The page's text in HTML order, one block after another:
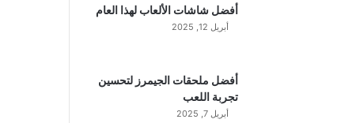
أفضل شاشات الألعاب لهذا العام
أبريل 12, 2025
أفضل ملحقات الجيمرز لتحسين
تجربة اللعب
أبريل 7, 2025